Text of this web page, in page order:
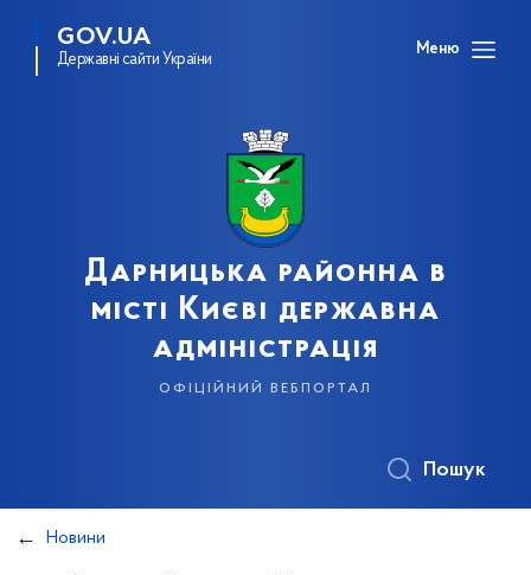
GOV.UA
Державні сайти України
Меню
Дарницька районна в
місті Києві державна
адміністрація
офіційний вебпортал
Пошук
Новини